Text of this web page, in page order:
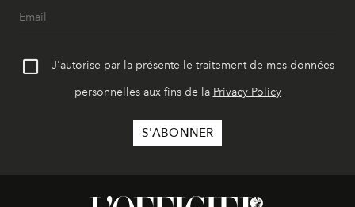
J'autorise par la présente le traitement de mes données
personnelles aux fins de la Privacy Policy